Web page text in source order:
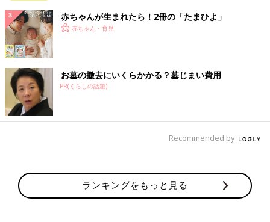
赤ちゃんが生まれたら！2冊の「たまひよ」
赤ちゃん・育児
お墓の撤去にいくらかかる？墓じまい費用
PR(くらしの話題)
Recommended by
ランキングをもっと見る